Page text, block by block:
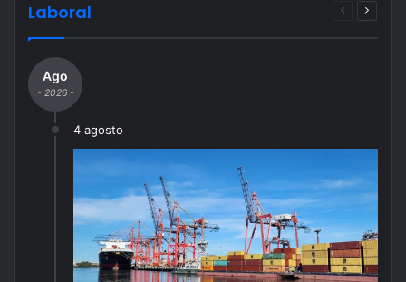
Laboral
PáginaPágina
Ago
- 2026 -
4 agosto